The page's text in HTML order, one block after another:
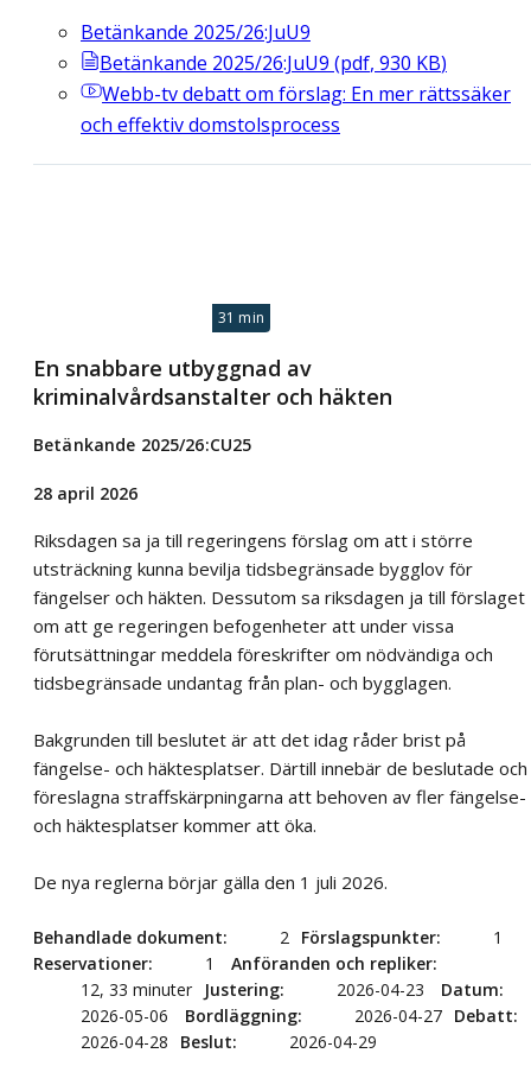
Betänkande 2025/26:JuU9
Betänkande 2025/26:JuU9 (pdf, 930 KB)
Webb-tvdebatt om förslag: En mer rättssäker
och effektiv domstolsprocess
31 min
En snabbare utbyggnad av
kriminalvårdsanstalter och häkten
Betänkande 2025/26:CU25
28 april 2026
Riksdagen sa ja till regeringens förslag om att i större
utsträckning kunna bevilja tidsbegränsade bygglov för
fängelser och häkten. Dessutom sa riksdagen ja till förslaget
om att ge regeringen befogenheter att under vissa
förutsättningar meddela föreskrifter om nödvändiga och
tidsbegränsade undantag från plan- och bygglagen.
Bakgrunden till beslutet är att det idag råder brist på
fängelse- och häktesplatser. Därtill innebär de beslutade och
föreslagna straffskärpningarna att behoven av fler fängelse-
och häktesplatser kommer att öka.
De nya reglerna börjar gälla den 1 juli 2026.
Behandlade dokument 2 Förslagspunkter
1
Reservationer
1
Anföranden och repliker
12, 33 minuter
Justering 2026-04-23
Datum
2026-05-06
Bordläggning 2026-04-27 Debatt
2026-04-28
Beslut 2026-04-29